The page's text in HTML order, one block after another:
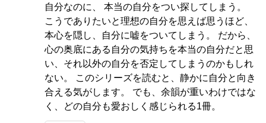
自分なのに、 本当の自分をつい探してしまう。
こうでありたいと理想の自分を思えば思うほど、
本心を隠し、自分に嘘をついてしまう。 だから、
心の奥底にある自分の気持ちを本当の自分だと思
い、それ以外の自分を否定してしまうのかもしれ
ない。 このシリーズを読むと、静かに自分と向き
合える気がします。 でも、余韻が重いわけではな
く、どの自分も愛おしく感じられる1冊。